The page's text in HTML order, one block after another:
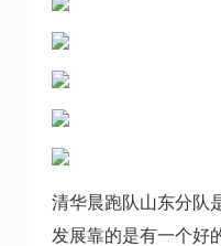
清华晨跑队山东分队
发展靠的是有一个好